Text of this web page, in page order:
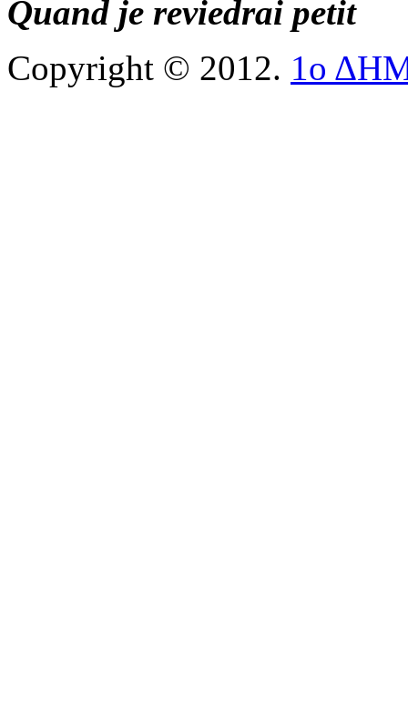
Quand je reviedrai petit
Copyright © 2012. 1ο